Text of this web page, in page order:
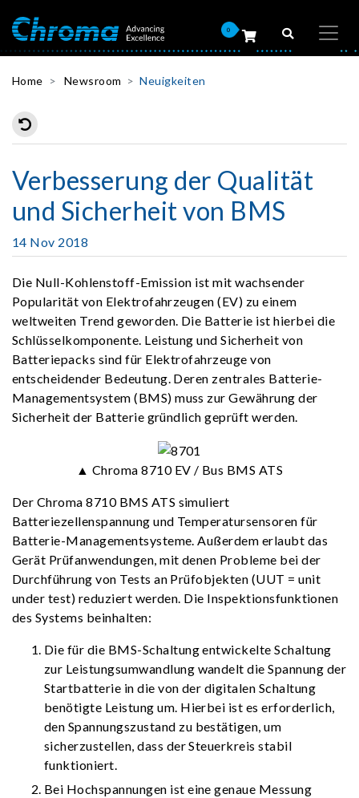
0
Home Newsroom Neuigkeiten
Verbesserung der Qualität
und Sicherheit von BMS
14 Nov 2018
Die Null-Kohlenstoff-Emission ist mit wachsender
Popularität von Elektrofahrzeugen (EV) zu einem
weltweiten Trend geworden. Die Batterie ist hierbei die
Schlüsselkomponente. Leistung und Sicherheit von
Batteriepacks sind für Elektrofahrzeuge von
entscheidender Bedeutung. Deren zentrales Batterie-
Managementsystem (BMS) muss zur Gewährung der
Sicherheit der Batterie gründlich geprüft werden.
▲ Chroma 8710 EV / Bus BMS ATS
Der Chroma 8710 BMS ATS simuliert
Batteriezellenspannung und Temperatursensoren für
Batterie-Managementsysteme. Außerdem erlaubt das
Gerät Prüfanwendungen, mit denen Probleme bei der
Durchführung von Tests an Prüfobjekten (UUT = unit
under test) reduziert werden. Die Inspektionsfunktionen
des Systems beinhalten:
Die für die BMS-Schaltung entwickelte Schaltung
zur Leistungsumwandlung wandelt die Spannung der
Startbatterie in die von der digitalen Schaltung
benötigte Leistung um. Hierbei ist es erforderlich,
den Spannungszustand zu bestätigen, um
sicherzustellen, dass der Steuerkreis stabil
funktioniert.
Bei Hochspannungen ist eine genaue Messung